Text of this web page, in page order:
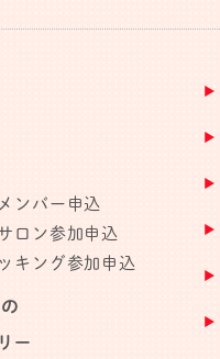
ンバー申込
ロン参加申込
キング参加申込
ー